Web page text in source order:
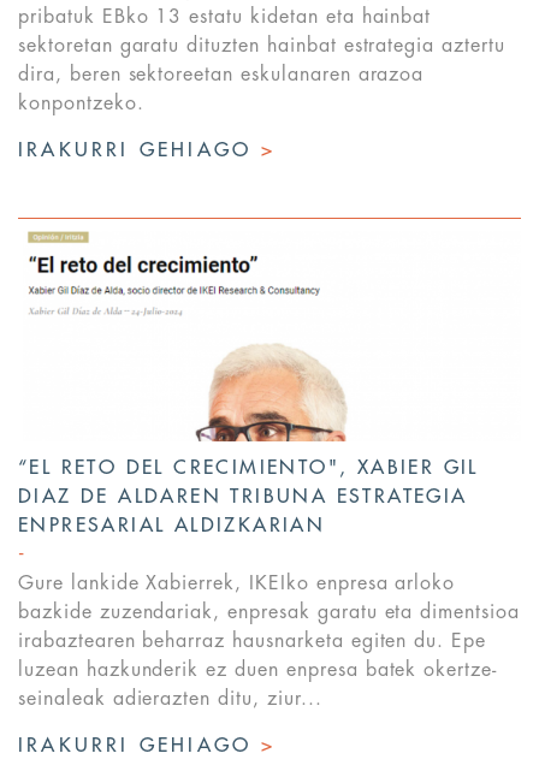
pribatuk EBko 13 estatu kidetan eta hainbat
sektoretan garatu dituzten hainbat estrategia aztertu
dira, beren sektoreetan eskulanaren arazoa
konpontzeko.
IRAKURRI GEHIAGO>
“EL RETO DEL CRECIMIENTO", XABIER GIL
DIAZ DE ALDAREN TRIBUNA ESTRATEGIA
ENPRESARIAL ALDIZKARIAN
Gure lankide Xabierrek, IKEIko enpresa arloko
bazkide zuzendariak, enpresak garatu eta dimentsioa
irabaztearen beharraz hausnarketa egiten du. Epe
luzean hazkunderik ez duen enpresa batek okertze-
seinaleak adierazten ditu, ziur...
IRAKURRI GEHIAGO>